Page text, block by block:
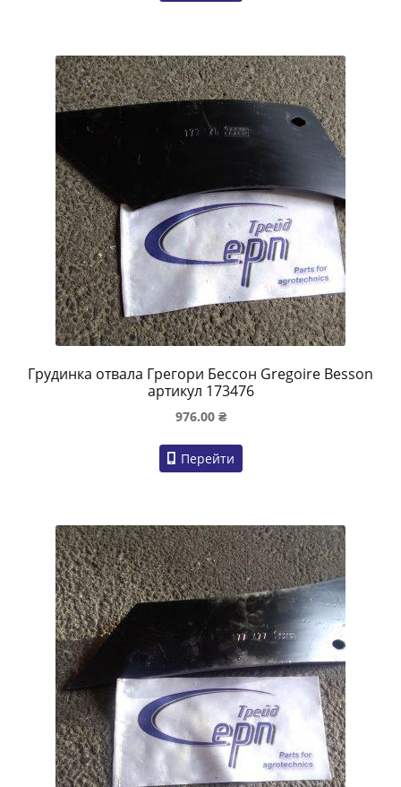
Грудинка отвала Грегори Бессон Gregoire Besson
артикул 173476
976.00 ₴
Перейти